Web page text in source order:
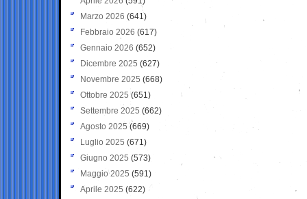
Marzo 2026 (641)
Febbraio 2026 (617)
Gennaio 2026 (652)
Dicembre 2025 (627)
Novembre 2025 (668)
Ottobre 2025 (651)
Settembre 2025 (662)
Agosto 2025 (669)
Luglio 2025 (671)
Giugno 2025 (573)
Maggio 2025 (591)
Aprile 2025 (622)